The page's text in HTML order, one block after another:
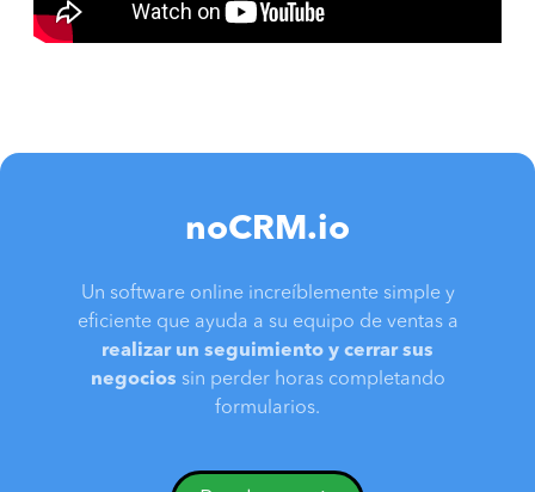
noCRM.io
Un software online increíblemente simple y
eficiente que ayuda a su equipo de ventas a
realizar un seguimiento y cerrar sus
negocios sin perder horas completando
formularios.